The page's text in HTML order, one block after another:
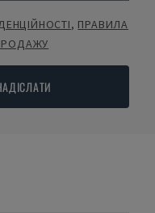
, ПРАВИЛА